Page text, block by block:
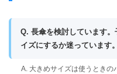
Q. 長傘を検討しています
イズにするか迷っています。
A. 大きめサイズは使うとき